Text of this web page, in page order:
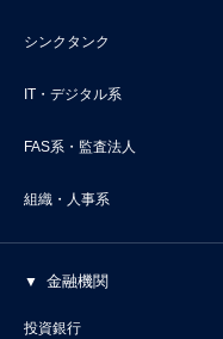
シンクタンク
IT・デジタル系
FAS系・監査法人
組織・人事系
金融機関
投資銀行